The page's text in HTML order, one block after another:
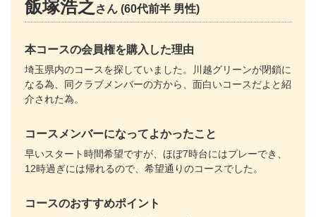
飯塚浩之 さん (60代前半 男性)
本コースの会員権を購入した理由
埼玉県内のコースを探していました。川越グリーンが閉鎖に
なる為、同クラブメンバーの方から、面白いコースだよと紹
介された為。
コースメンバーになってよかったこと
早いスタート時間希望ですが、ほぼ7時台にはプレーでき、
12時過ぎには帰れるので、希望通りのコースでした。
コースのおすすめポイント